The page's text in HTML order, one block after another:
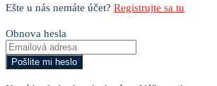
Ešte u nás nemáte účet? Registrujte sa tu
Obnova hesla